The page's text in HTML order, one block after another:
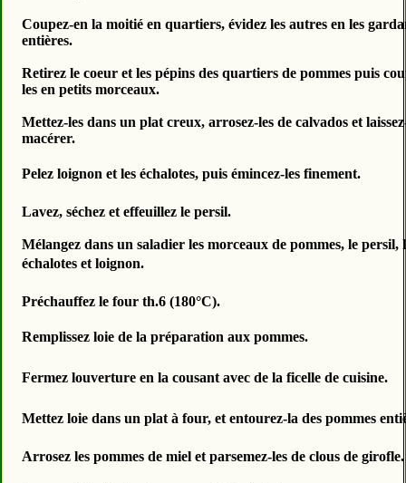
Coupez-en la moitié en quartiers, évidez les autres en les
entières.
Retirez le coeur et les pépins des quartiers de pommes puis
les en petits morceaux.
Mettez-les dans un plat creux, arrosez-les de calvados et
macérer.
Pelez loignon et les échalotes, puis émincez-les finement.
Lavez, séchez et effeuillez le persil.
Mélangez dans un saladier les morceaux de pommes, le persil,
échalotes et loignon.
Préchauffez le four th.6 (180°C).
Remplissez loie de la préparation aux pommes.
Fermez louverture en la cousant avec de la ficelle de cuisine.
Mettez loie dans un plat à four, et entourez-la des pommes
Arrosez les pommes de miel et parsemez-les de clous de girofle.